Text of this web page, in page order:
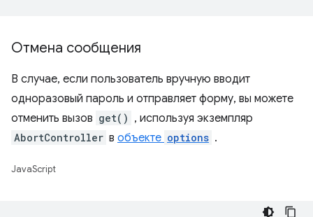
Отмена сообщения
В случае, если пользователь вручную вводит
одноразовый пароль и отправляет форму, вы можете
отменить вызов get() , используя экземпляр
AbortController в объекте options .
JavaScript